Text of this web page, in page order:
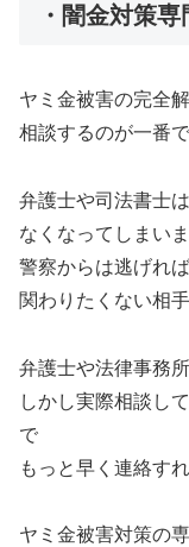
・闇金対策
ヤミ金被害の完全
相談するのが一番で
弁護士や司法書士
なくなってしまいま
警察からは逃げれ
関わりたくない相
弁護士や法律事務
しかし実際相談し
で
もっと早く連絡す
ヤミ金被害対策の